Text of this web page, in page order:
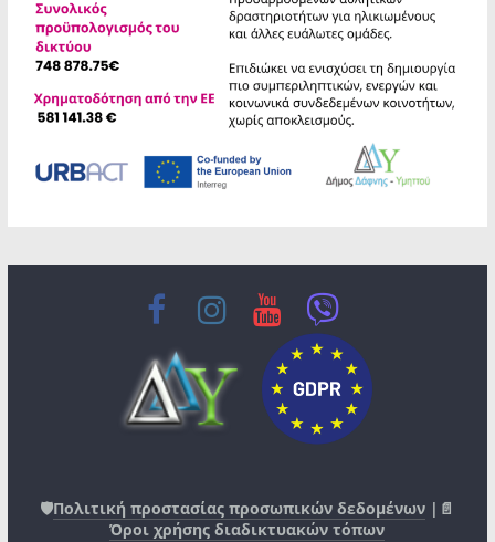
🛡️Πολιτική προστασίας προσωπικών δεδομένων |📄
Όροι χρήσης διαδικτυακών τόπων